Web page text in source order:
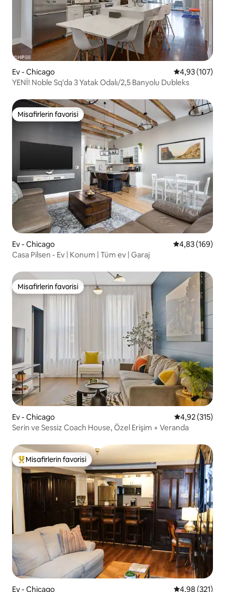
Ev - Chicago 5 üzerinden
4,93 (107)
YENİ! Noble Sq'da 3 Yatak Odalı/2,5 Banyolu Dubleks
Misafirlerin favorisi
Misafirlerin favorisi
Ev - Chicago 5 üzerinden
4,83 (169)
Casa Pilsen - Ev | Konum | Tüm ev | Garaj
Misafirlerin favorisi
Misafirlerin favorisi
Ev - Chicago 5 üzerinden
4,92 (315)
Serin ve Sessiz Coach House, Özel Erişim + Veranda
Misafirlerin favorilerinden en beğenilenler arasında
Misafirlerin favorisi
Ev - Chicago 5 üzerinden
4,98 (321)